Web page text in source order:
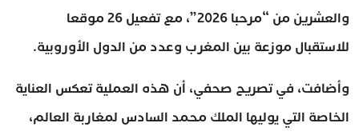
والعشرين من “مرحبا 2026”، مع تفعيل 26 موقعا
للاستقبال موزعة بين المغرب وعدد من الدول الأوروبية.
وأضافت، في تصريح صحفي، أن هذه العملية تعكس العناية
الخاصة التي يوليها الملك محمد السادس لمغاربة العالم،